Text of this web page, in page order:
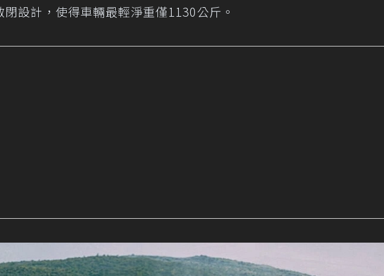
閉設計，使得車輛最輕淨重僅1130公斤。